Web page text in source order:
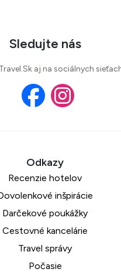
Sledujte nás
aj na sociálnych
Recenzie hotelov
inšpirácie
Darčekové poukážky
Cestovné kancelárie
Travel správy
Počasie